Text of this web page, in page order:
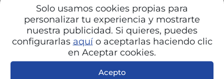
Solo usamos cookies propias para
personalizar tu experiencia y mostrarte
nuestra publicidad. Si quieres, puedes
configurarlas aquío aceptarlas haciendo clic
en Aceptar cookies.
Acepto